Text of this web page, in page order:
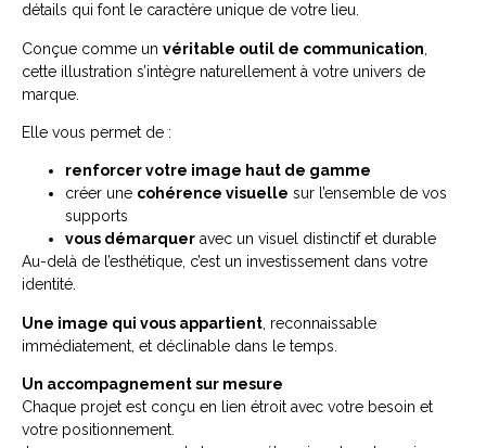
détails qui font le caractère unique de votre lieu.
Conçue comme un véritable outil de communication
cette illustration s’intègre naturellement à votre univers de
marque.
Elle vous permet de :
renforcer votre image haut de gamme
créer une cohérence visuelle sur l’ensemble de vos
supports
vous démarquer avec un visuel distinctif et durable
Au-delà de l’esthétique, c’est un investissement dans votre
identité.
Une image qui vous appartient , reconnaissable
immédiatement, et déclinable dans le temps.
Un accompagnement sur mesure
Chaque projet est conçu en lien étroit avec votre besoin et
votre positionnement.